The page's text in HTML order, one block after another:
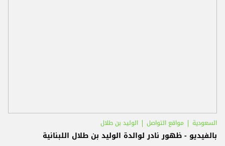
السعودية مواقع التواصل الوليد بن طلال
بالفيديو - ظهور نادر لوالدة الوليد بن طلال اللبنانية